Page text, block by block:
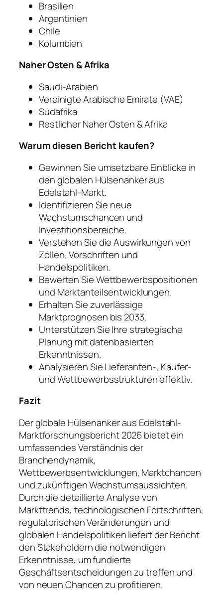
Brasilien
Argentinien
Chile
Kolumbien
Naher Osten & Afrika
Saudi-Arabien
Vereinigte Arabische Emirate (VAE)
Südafrika
Restlicher Naher Osten & Afrika
Warum diesen Bericht kaufen?
Gewinnen Sie umsetzbare Einblicke in
den globalen Hülsenanker aus
Edelstahl-Markt.
Identifizieren Sie neue
Wachstumschancen und
Investitionsbereiche.
Verstehen Sie die Auswirkungen von
Zöllen, Vorschriften und
Handelspolitiken.
Bewerten Sie Wettbewerbspositionen
und Marktanteilsentwicklungen.
Erhalten Sie zuverlässige
Marktprognosen bis 2033.
Unterstützen Sie Ihre strategische
Planung mit datenbasierten
Erkenntnissen.
Analysieren Sie Lieferanten-, Käufer-
und Wettbewerbsstrukturen effektiv.
Fazit
Der globale Hülsenanker aus Edelstahl-
Marktforschungsbericht 2026 bietet ein
umfassendes Verständnis der
Branchendynamik,
Wettbewerbsentwicklungen, Marktchancen
und zukünftigen Wachstumsaussichten.
Durch die detaillierte Analyse von
Markttrends, technologischen Fortschritten,
regulatorischen Veränderungen und
globalen Handelspolitiken liefert der Bericht
den Stakeholdern die notwendigen
Erkenntnisse, um fundierte
Geschäftsentscheidungen zu treffen und
von neuen Chancen zu profitieren.